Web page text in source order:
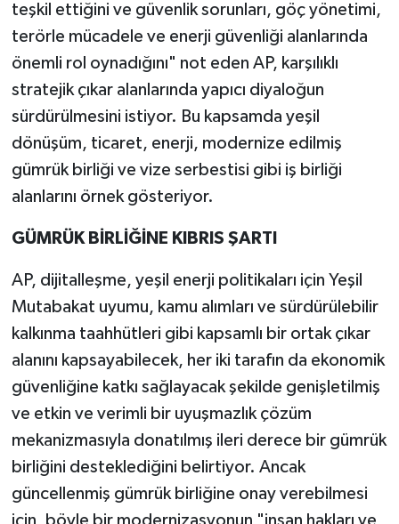
teşkil ettiğini ve güvenlik sorunları, göç yönetimi,
terörle mücadele ve enerji güvenliği alanlarında
önemli rol oynadığını" not eden AP, karşılıklı
stratejik çıkar alanlarında yapıcı diyaloğun
sürdürülmesini istiyor. Bu kapsamda yeşil
dönüşüm, ticaret, enerji, modernize edilmiş
gümrük birliği ve vize serbestisi gibi iş birliği
alanlarını örnek gösteriyor.
GÜMRÜK BİRLİĞİNE KIBRIS ŞARTI
AP, dijitalleşme, yeşil enerji politikaları için Yeşil
Mutabakat uyumu, kamu alımları ve sürdürülebilir
kalkınma taahhütleri gibi kapsamlı bir ortak çıkar
alanını kapsayabilecek, her iki tarafın da ekonomik
güvenliğine katkı sağlayacak şekilde genişletilmiş
ve etkin ve verimli bir uyuşmazlık çözüm
mekanizmasıyla donatılmış ileri derece bir gümrük
birliğini desteklediğini belirtiyor. Ancak
güncellenmiş gümrük birliğine onay verebilmesi